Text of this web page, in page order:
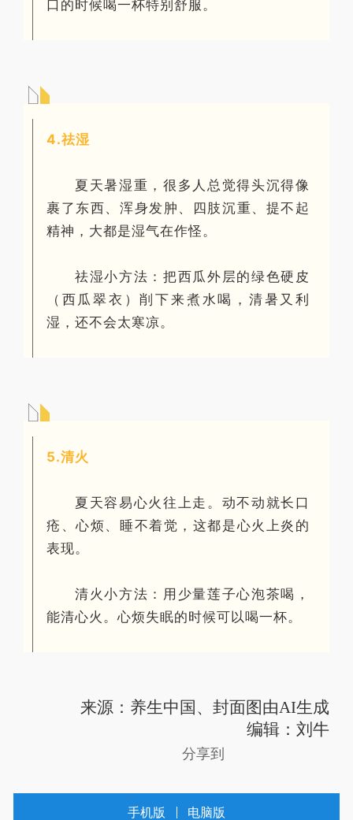
口的时候喝一杯特别舒服。
4.祛湿
夏天暑湿重，很多人总觉得头沉得像
裹了东西、浑身发肿、四肢沉重、提不起
精神，大都是湿气在作怪。
祛湿小方法：把西瓜外层的绿色硬皮
（ 西瓜翠衣 ）削下来煮水喝，清暑又利
湿，还不会太寒凉。
5.清火
夏天容易心火往上走。动不动就长口
疮、心烦、睡不着觉，这都是心火上炎 的
表现。
清火小方法：用少量莲子心泡茶喝，
能清心火。心烦失眠的时候可以喝一杯。
来源：养生中国 、封面图由AI生成
编辑：刘牛
分享到
手机版 电脑版